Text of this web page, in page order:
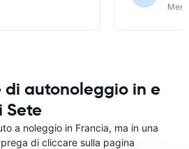
di autonoleggio in e
Sete
a noleggio in Francia, ma in una
di cliccare sulla pagina